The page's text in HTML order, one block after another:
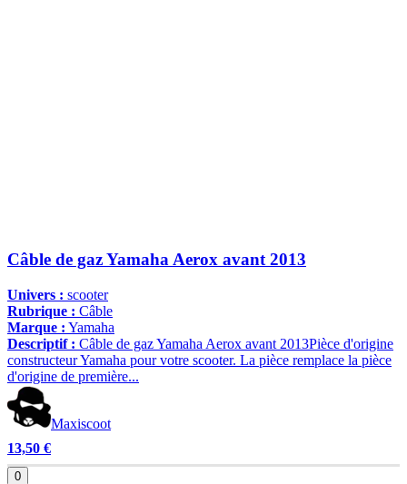
Câble de gaz Yamaha Aerox avant 2013
Univers : scooter
Rubrique : Câble
Marque : Yamaha
Descriptif : Câble de gaz Yamaha Aerox avant 2013Pièce d'origine
constructeur Yamaha pour votre scooter. La pièce remplace la pièce
d'origine de première...
Maxiscoot
13,50 €
0